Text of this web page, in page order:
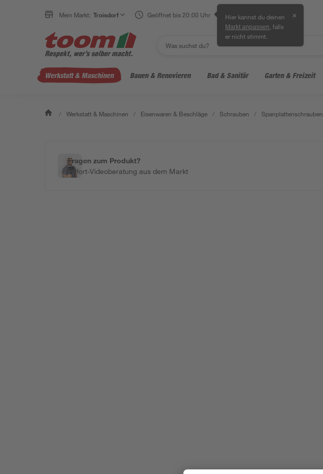
Mein Markt: Troisdorf Geöffnet bis 20:00 Uhr Hier kannst du deinen
Markt anpassen , falls
er nicht stimmt.
✕
Werkstatt & Maschinen Bauen & Renovieren Bad & Sanitär Garten & Freizeit
/ Werkstatt & Maschinen / Eisenwaren & Beschläge / Schrauben / Spanplattenschrauben
Fragen zum Produkt?
Sofort-Videoberatung aus dem Markt